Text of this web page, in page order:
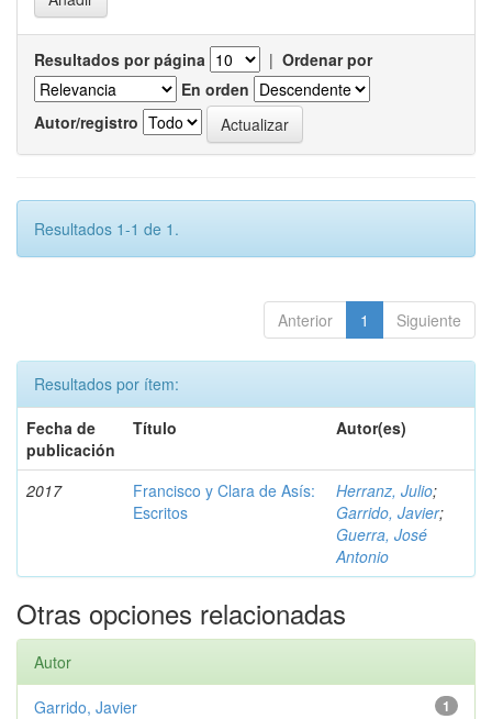
Resultados por página | Ordenar por
En orden
Autor/registro
Resultados 1-1 de 1.
Anterior 1 Siguiente
Resultados por ítem:
Fecha de
publicación
Título Autor(es)
2017
Francisco y Clara de Asís:
Escritos
Herranz, Julio;
Garrido, Javier;
Guerra, José
Antonio
Otras opciones relacionadas
Autor
1
Garrido, Javier